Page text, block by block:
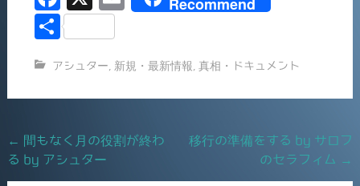
a
e
b
o
k
l
Recommend
共
アシュター 新規・最新情報 真相・ドキュメント
Post
navigation
← 間もなく月の役割が終わ
る by アシュター
移行の準備をする by サロフ
のセラフィム →